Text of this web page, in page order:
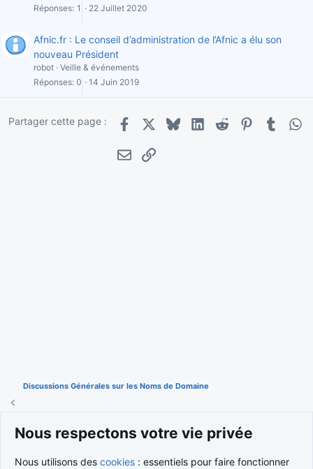
Réponses 1 22 Juillet 2020
Afnic.fr : Le conseil d’administration de l’Afnic a élu son
nouveau Président
robot Veille & événements
Réponses 0 14 Juin 2019
Partager cette page :
Facebook
X BlueskyLinkedInRedditPinterestTumblr
E-mailLien
Discussions Générales sur les Noms de Domaine
Cookies
Nous contacter
Conditions et règlement
Nous respectons votre vie privée
Nous utilisons des cookies : essentiels pour faire fonctionner